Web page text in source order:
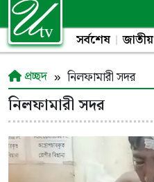
সর্বশেষ জাতীয়
প্রচ্ছদ
নিলফামারী সদর
নিলফামারী সদর